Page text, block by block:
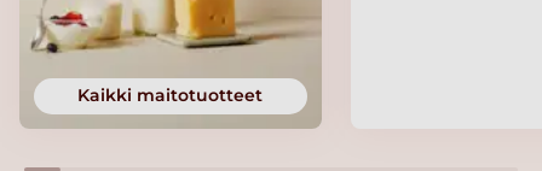
Kaikki maitotuotteet